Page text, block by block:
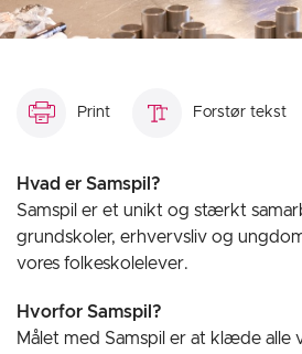
Print Forstør tekst
Hvad er Samspil?
Samspil er et unikt og stærkt
grundskoler, erhvervsliv og
vores folkeskolelever.
Hvorfor Samspil?
Målet med Samspil er at klæde alle